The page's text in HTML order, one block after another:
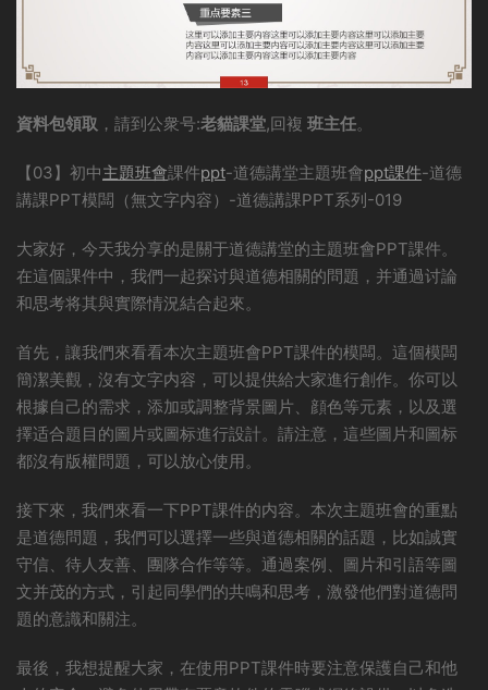
資料包領取 ，請到公衆号:老貓課堂,回複 班主任。
【03】初中主題班會課件ppt-道德講堂主題班會ppt課件-道德
講課PPT模闆（無文字内容）-道德講課PPT系列-019
大家好，今天我分享的是關于道德講堂的主題班會PPT課件。
在這個課件中，我們一起探讨與道德相關的問題，并通過讨論
和思考将其與實際情況結合起來。
首先，讓我們來看看本次主題班會PPT課件的模闆。這個模闆
簡潔美觀，沒有文字内容，可以提供給大家進行創作。你可以
根據自己的需求，添加或調整背景圖片、顔色等元素，以及選
擇适合題目的圖片或圖标進行設計。請注意，這些圖片和圖标
都沒有版權問題，可以放心使用。
接下來，我們來看一下PPT課件的内容。本次主題班會的重點
是道德問題，我們可以選擇一些與道德相關的話題，比如誠實
守信、待人友善、團隊合作等等。通過案例、圖片和引語等圖
文并茂的方式，引起同學們的共鳴和思考，激發他們對道德問
題的意識和關注。
最後，我想提醒大家，在使用PPT課件時要注意保護自己和他